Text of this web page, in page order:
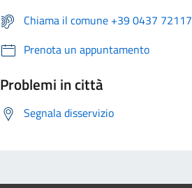
Chiama il comune +39 0437
Prenota un appuntamento
Problemi in città
Segnala disservizio